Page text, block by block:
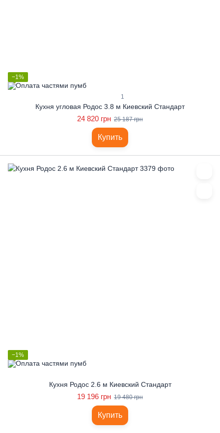
−1%
1
Кухня угловая Родос 3.8 м Киевский Стандарт
24 820 грн 25 187 грн
Купить
−1%
Кухня Родос 2.6 м Киевский Стандарт
19 196 грн 19 480 грн
Купить